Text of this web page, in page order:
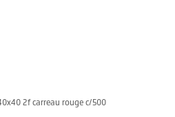
2f carreau rouge c/500